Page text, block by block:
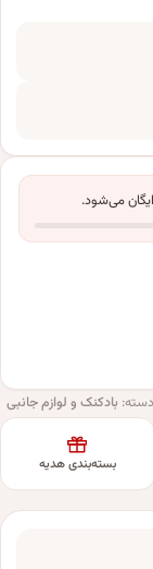
می‌شود.
دسته: بادکنک و لوازم جانبی
بسته‌بندی هدیه